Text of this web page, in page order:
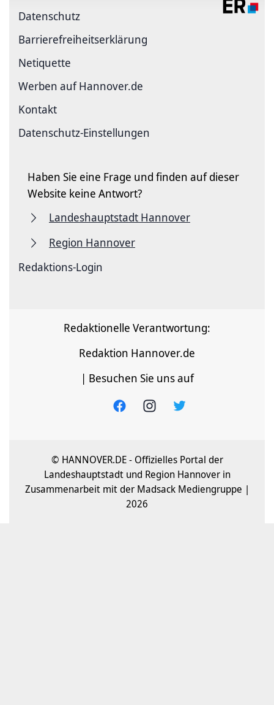
Datenschutz
Barriere­freiheits­erklärung
Netiquette
Werben auf Hannover.de
Kontakt
Datenschutz-Einstellungen
Haben Sie eine Frage und finden auf dieser
Website keine Antwort?
Landeshauptstadt Hannover
Region Hannover
Redaktions-Login
Redaktionelle Verantwortung:
Redaktion Hannover.de
| Besuchen Sie uns auf
© HANNOVER.DE - Offizielles Portal der
Landeshauptstadt und Region Hannover in
Zusammenarbeit mit der Madsack Mediengruppe |
2026